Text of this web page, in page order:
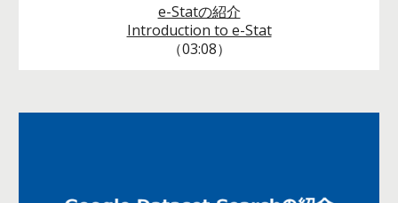
e-Statの紹介
Introduction to e-Stat
（03:08）